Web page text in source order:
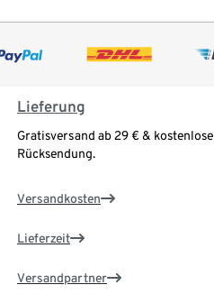
Lieferung
Gratisversand ab 29 € & kostenlose
Rücksendung.
Versandkosten
Lieferzeit
Versandpartner